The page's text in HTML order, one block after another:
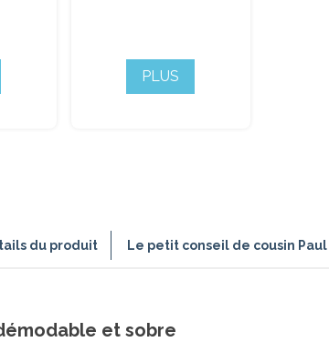
PLUS
du produit Le petit conseil de cousin Paul
et sobre